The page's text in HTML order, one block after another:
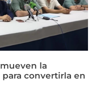
la
convertirla en